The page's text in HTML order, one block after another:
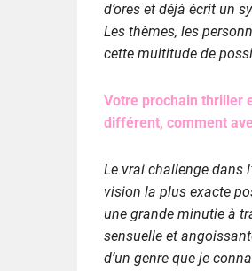
d’ores et déjà écrit un
Les thèmes, les
cette multitude de
Votre prochain thriller
différent, comment
Le vrai challenge dans
vision la plus exacte
une grande minutie à
sensuelle et
d’un genre que je